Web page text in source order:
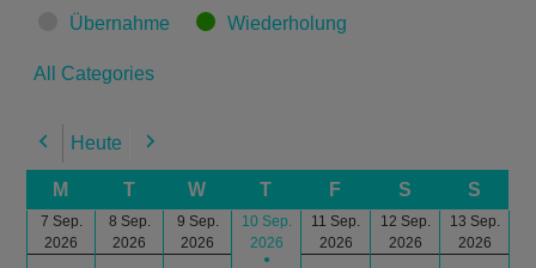
Übernahme Wiederholung
All Categories
Previous
Heute Next
M T W T F S S
7 Sep.
2026
8 Sep.
2026
9 Sep.
2026
10 Sep.
2026
●
11 Sep.
2026
12 Sep.
2026
13 Sep.
2026